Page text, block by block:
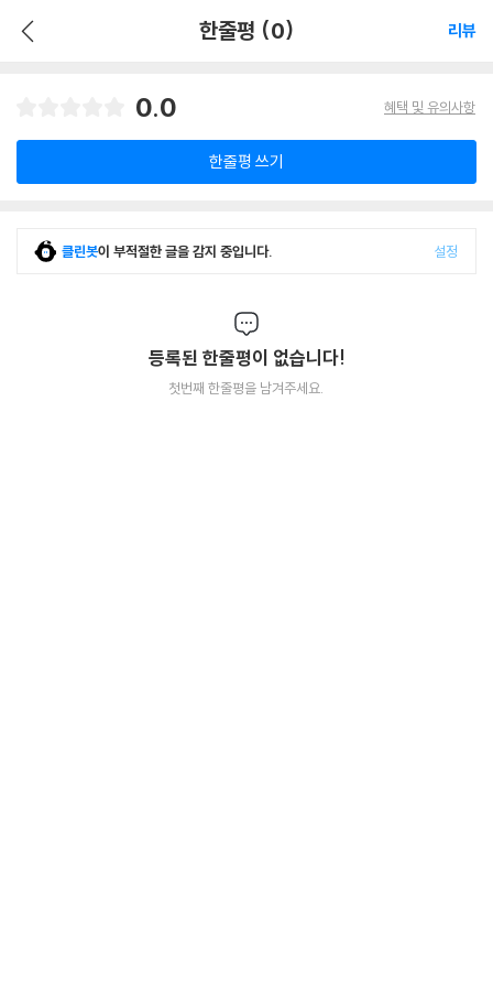
한줄평 (0) 리뷰
0.0 혜택 및 유의사항
한줄평 쓰기
클린봇이 부적절한 글을 감지 중입니다. 설정
등록된 한줄평이 없습니다!
첫번째 한줄평을 남겨주세요.